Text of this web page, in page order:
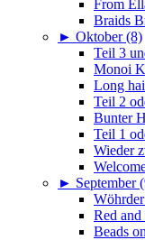
From
Braids
► Oktober (8)
Teil 3
Monoi
Long
Teil 2
Bunter
Teil 1
Wieder
► September
Red
Beads